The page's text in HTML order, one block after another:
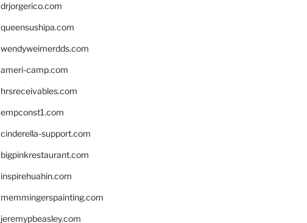
drjorgerico.com
queensushipa.com
wendyweimerdds.com
ameri-camp.com
hrsreceivables.com
empconst1.com
cinderella-support.com
bigpinkrestaurant.com
inspirehuahin.com
memmingerspainting.com
jeremypbeasley.com